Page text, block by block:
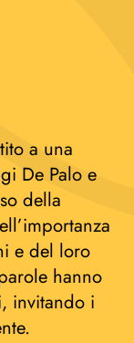
a una
De Palo e
della
e del loro
hanno
invitando i